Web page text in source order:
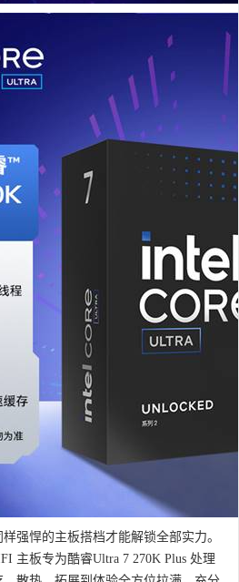
强悍的主板搭档才能解锁全部实力。
主板专为酷睿Ultra 7 270K Plus 处理